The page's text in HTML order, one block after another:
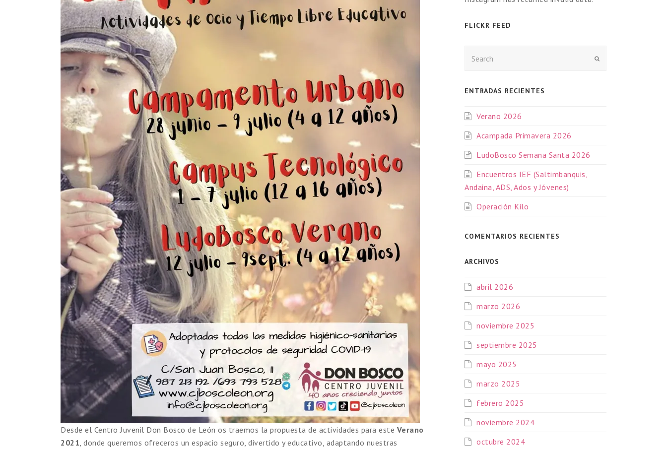
Desde el Centro Juvenil Don Bosco de León os traemos la propuesta de actividades para este Verano
2021, donde queremos ofreceros un espacio seguro, divertido y educativo, adaptando nuestras
FLICKR FEED
ENTRADAS RECIENTES
Verano 2026
Acampada Primavera 2026
LudoBosco Semana Santa 2026
Encuentros IEF (Saltimbanquis,
Andaina, ADS, Ados y Jóvenes)
Operación Kilo
COMENTARIOS RECIENTES
ARCHIVOS
abril 2026
marzo 2026
noviembre 2025
septiembre 2025
mayo 2025
marzo 2025
febrero 2025
noviembre 2024
octubre 2024